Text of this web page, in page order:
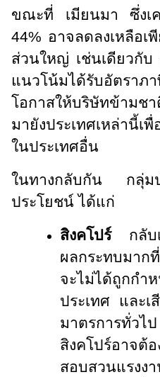
ขณะที่ เมียนมา ซึ่งเค
44% อาจลดลงเหลือเ
ส่วนใหญ่ เช่นเดียวกั
แนวโน้มได้รับอัตราภ
โอกาสให้บริษัทข้ามช
มายังประเทศเหล่านี้เ
ในประเทศอื่น
ในทางกลับกัน กลุ่มป
ประโยชน์ ได้แก่
สิงคโปร์กลับเ
ผลกระทบมา
จะไม่ได้ถูกกำ
ประเทศ และเ
มาตรการทั่ว
สิงคโปร์อาจต้
สอบสวนแรงง